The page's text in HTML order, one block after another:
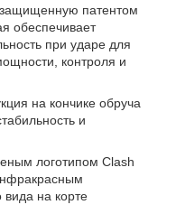
защищенную патентом
обеспечивает
при ударе для
контроля и
на кончике обруча
и
логотипом Clash
вида на корте